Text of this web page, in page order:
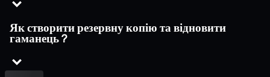
Як створити резервну копію та відновити
гаманець ?